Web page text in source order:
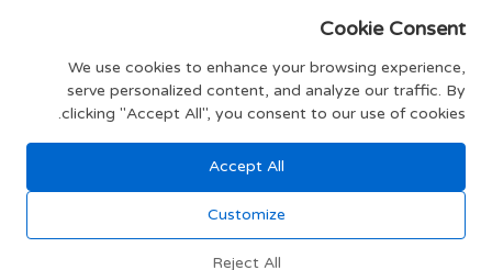
צרפו אותי
תקנון האתר
Cookie Consent
We use cookies to enhance your browsing experience,
serve personalized content, and analyze our traffic. By
clicking "Accept All", you consent to our use of cookies.
Accept All
Customize
Reject All